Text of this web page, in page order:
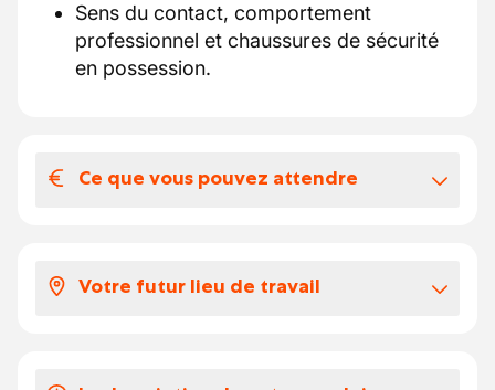
Sens du contact, comportement
professionnel et chaussures de sécurité
en possession.
Ce que vous pouvez attendre
Salaire selon le barème du transport
Votre futur lieu de travail